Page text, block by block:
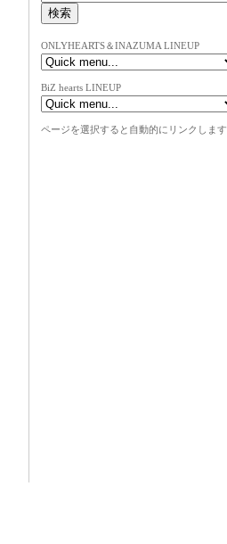
ONLYHEARTS＆INAZUMA LINEUP
BiZ hearts LINEUP
ページを選択すると自動的にリンクします